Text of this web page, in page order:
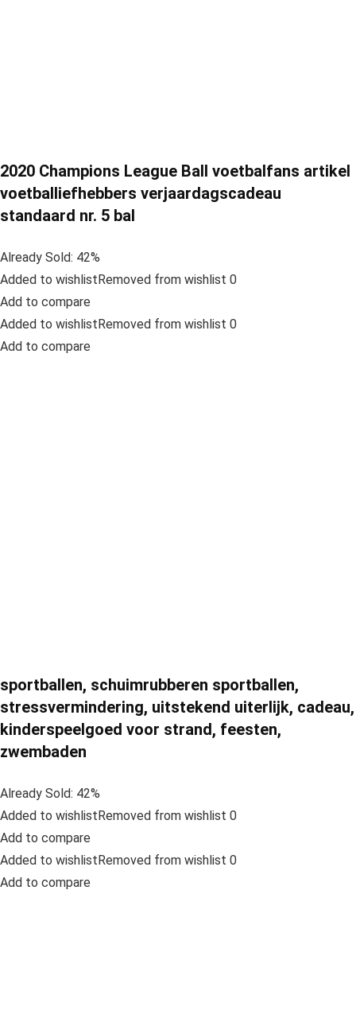
2020 Champions League Ball voetbalfans artikel
voetballiefhebbers verjaardagscadeau
standaard nr. 5 bal
Already Sold: 42%
Added to wishlistRemoved from wishlist 0
Add to compare
Added to wishlistRemoved from wishlist 0
Add to compare
sportballen, schuimrubberen sportballen,
stressvermindering, uitstekend uiterlijk, cadeau,
kinderspeelgoed voor strand, feesten,
zwembaden
Already Sold: 42%
Added to wishlistRemoved from wishlist 0
Add to compare
Added to wishlistRemoved from wishlist 0
Add to compare